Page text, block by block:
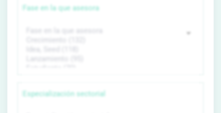
Fase en la que asesora
Especialización sectorial